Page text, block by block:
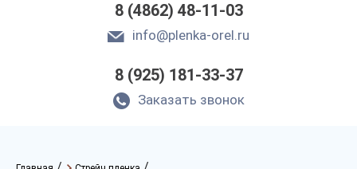
8 (4862) 48-11-03
info@plenka-orel.ru
8 (925) 181-33-37
Заказать звонок